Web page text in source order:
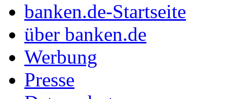
banken.de-Startseite
über banken.de
Werbung
Presse